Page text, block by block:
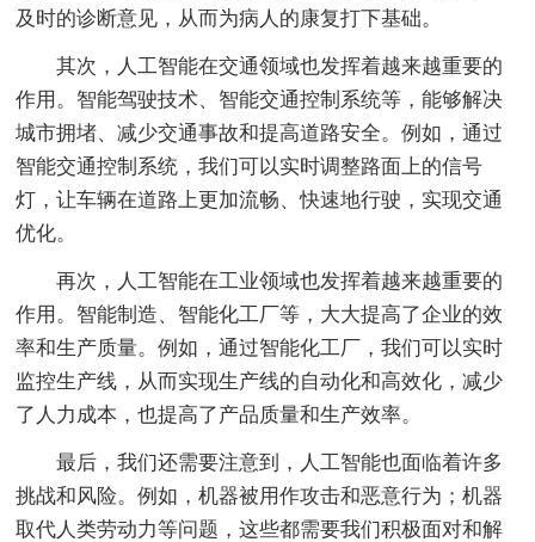
及时的诊断意见，从而为病人的康复打下基础。
其次，人工智能在交通领域也发挥着越来越重要的
作用。智能驾驶技术、智能交通控制系统等，能够解决
城市拥堵、减少交通事故和提高道路安全。例如，通过
智能交通控制系统，我们可以实时调整路面上的信号
灯，让车辆在道路上更加流畅、快速地行驶，实现交通
优化。
再次，人工智能在工业领域也发挥着越来越重要的
作用。智能制造、智能化工厂等，大大提高了企业的效
率和生产质量。例如，通过智能化工厂，我们可以实时
监控生产线，从而实现生产线的自动化和高效化，减少
了人力成本，也提高了产品质量和生产效率。
最后，我们还需要注意到，人工智能也面临着许多
挑战和风险。例如，机器被用作攻击和恶意行为；机器
取代人类劳动力等问题，这些都需要我们积极面对和解